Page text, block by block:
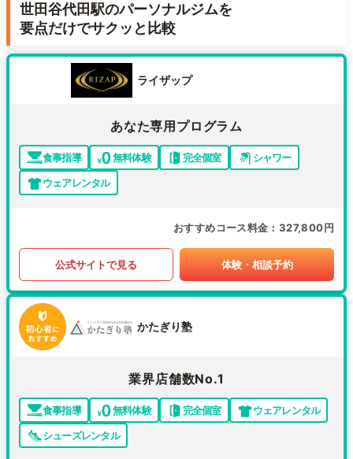
世田谷代田駅のパーソナルジムを
要点だけでサクッと比較
ライザップ
あなた専用プログラム
食事指導 無料体験 完全個室
シャワー
ウェアレンタル
おすすめコース料金 327,800円
公式サイトで見る 体験・相談予約
かたぎり塾
業界店舗数No.1
食事指導 無料体験 完全個室
ウェアレンタル
シューズレンタル